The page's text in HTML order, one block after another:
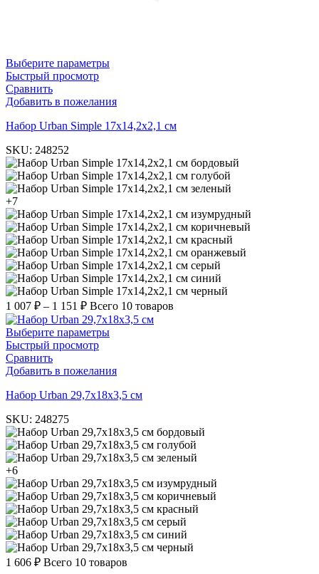
Выберите параметры
Быстрый просмотр
Сравнить
Добавить в пожелания
Набор Urban Simple 17х14,2х2,1 см
SKU: 248252
бордовый
голубой
зеленый
+7
изумрудный
коричневый
красный
оранжевый
серый
синий
черный
1 007 ₽ – 1 151 ₽ Всего 10 товаров
Выберите параметры
Быстрый просмотр
Сравнить
Добавить в пожелания
Набор Urban 29,7х18х3,5 см
SKU: 248275
бордовый
голубой
зеленый
+6
изумрудный
коричневый
красный
серый
синий
черный
1 606 ₽ Всего 10 товаров